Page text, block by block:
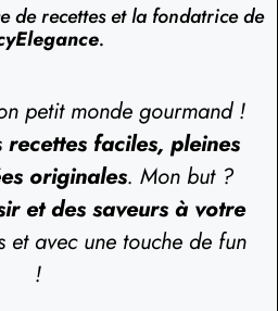
de recettes et la fondatrice de
.
petit monde gourmand !
recettes faciles, pleines
originales. Mon but ?
et des saveurs à votre
et avec une touche de fun
!